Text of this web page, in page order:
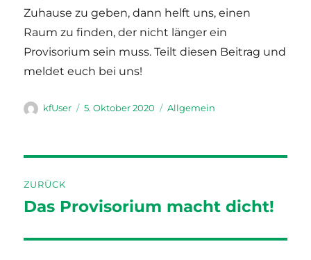
Zuhause zu geben, dann helft uns, einen
Raum zu finden, der nicht länger ein
Provisorium sein muss. Teilt diesen Beitrag und
meldet euch bei uns!
Autor
kfUser
Veröffentlicht
5. Oktober 2020 Kategorien
Allgemein
ZURÜCK
Vorheriger
Das Provisorium macht dicht!